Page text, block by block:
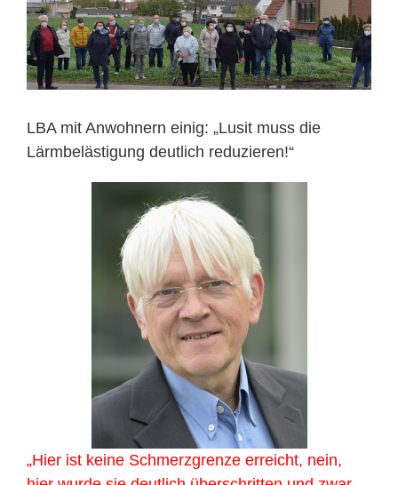
LBA mit Anwohnern einig: „Lusit muss die
Lärmbelästigung deutlich reduzieren!“
„Hier ist keine Schmerzgrenze erreicht, nein,